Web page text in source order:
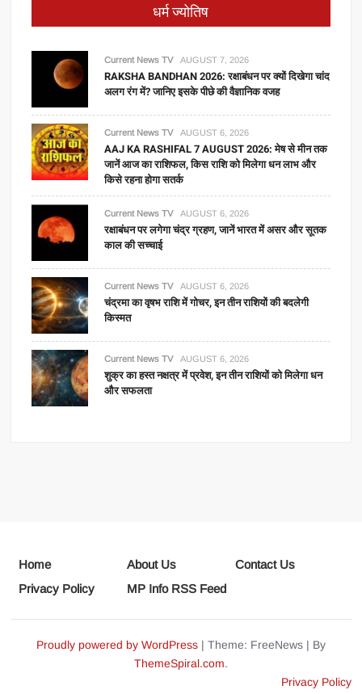
धर्म ज्योतिष
Current News TV AUGUST 7, 2026
RAKSHA BANDHAN 2026: रक्षाबंधन पर क्यों दिखेगा चांद
अलग रंग में? जानिए इसके पीछे की वैज्ञानिक वजह
Current News TV AUGUST 6, 2026
AAJ KA RASHIFAL 7 AUGUST 2026: मेष से मीन तक
जानें आज का राशिफल, किस राशि को मिलेगा धन लाभ और
किसे रहना होगा सतर्क
Current News TV AUGUST 6, 2026
रक्षाबंधन पर लगेगा चंद्र ग्रहण, जानें भारत में असर और सूतक
काल की सच्चाई
Current News TV AUGUST 6, 2026
चंद्रमा का वृषभ राशि में गोचर, इन तीन राशियों की बदलेगी
किस्मत
Current News TV AUGUST 6, 2026
शुक्र का हस्त नक्षत्र में प्रवेश, इन तीन राशियों को मिलेगा धन
और सफलता
Home About Us
Contact Us
Privacy Policy
MP Info RSS Feed
Proudly powered by WordPress | Theme: FreeNews | By
ThemeSpiral.com.
Privacy Policy